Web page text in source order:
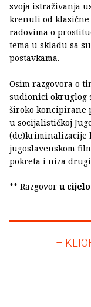
svoja istraživanja
krenuli od
radovima o
tema u skladu sa
postavkama.
Osim razgovora o
sudionici okruglog
široko koncipirane
u socijalističkoj
(de)kriminalizacije
jugoslavenskom
pokreta i niza
** Razgovor u
–